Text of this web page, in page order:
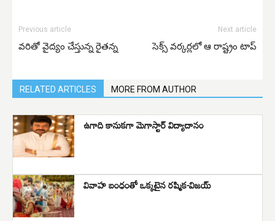
Previous article
వరితో వైద్యం చేస్తున్న రైతన్న
Next article
సెక్స్ వర్కర్లలో ఆ రాష్ట్రం టాప్
RELATED ARTICLES MORE FROM AUTHOR
ఉగాది కానుకగా మెగాస్టార్ విద్యాదానం
వివాహ బంధంతో ఒక్కటైన రష్మిక-విజయ్